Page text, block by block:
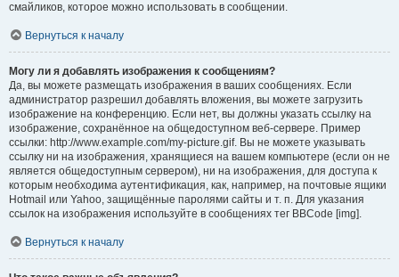
смайликов, которое можно использовать в сообщении.
Вернуться к началу
Могу ли я добавлять изображения к сообщениям?
Да, вы можете размещать изображения в ваших сообщениях. Если
администратор разрешил добавлять вложения, вы можете загрузить
изображение на конференцию. Если нет, вы должны указать ссылку на
изображение, сохранённое на общедоступном веб-сервере. Пример
ссылки: http://www.example.com/my-picture.gif. Вы не можете указывать
ссылку ни на изображения, хранящиеся на вашем компьютере (если он не
является общедоступным сервером), ни на изображения, для доступа к
которым необходима аутентификация, как, например, на почтовые ящики
Hotmail или Yahoo, защищённые паролями сайты и т. п. Для указания
ссылок на изображения используйте в сообщениях тег BBCode [img].
Вернуться к началу